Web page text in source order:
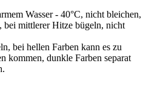
Wasser - 40°C, nicht bleichen,
bei mittlerer Hitze bügeln, nicht
bei hellen Farben kann es zu
kommen, dunkle Farben separat